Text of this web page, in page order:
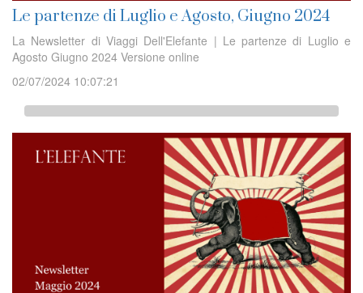
Le partenze di Luglio e Agosto, Giugno 2024
La Newsletter di Viaggi Dell'Elefante | Le partenze di Luglio e
Agosto Giugno 2024 Versione online
02/07/2024 10:07:21